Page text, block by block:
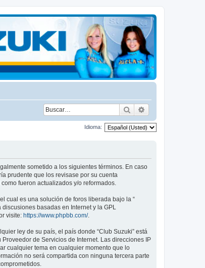
Buscar
Idioma:
sometido a los siguientes términos. En caso
prudente que los revisase por su cuenta
fueron actualizados y/o reformados.
el cual es una solución de foros liberada bajo la “
basadas en Internet y la GPL
visite: https://www.phpbb.com/.
ley de su país, el país donde “Club Suzuki” está
de Servicios de Internet. Las direcciones IP
cualquier tema en cualquier momento que lo
no será compartida con ninguna tercera parte